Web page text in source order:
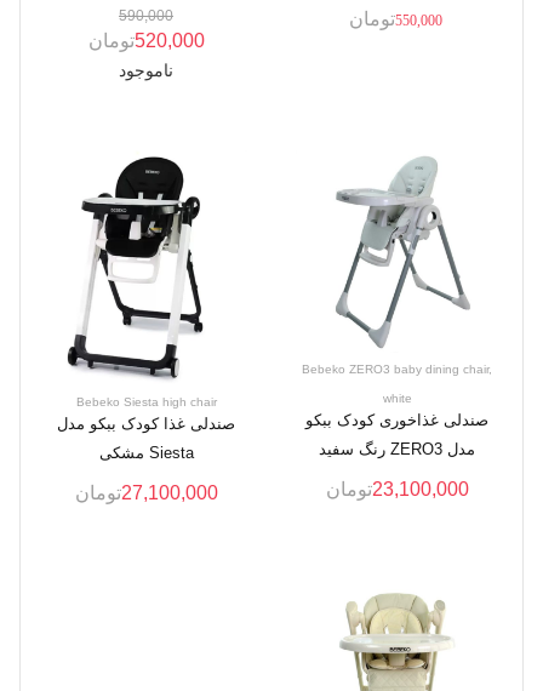
550,000 تومان 590,000
520,000تومان
ناموجود
Bebeko ZERO3 baby dining chair,
white
صندلی غذاخوری کودک ببکو
مدل ZERO3 رنگ سفید
23,100,000تومان
Bebeko Siesta high chair
صندلی غذا کودک ببکو مدل
Siesta مشکی
27,100,000تومان